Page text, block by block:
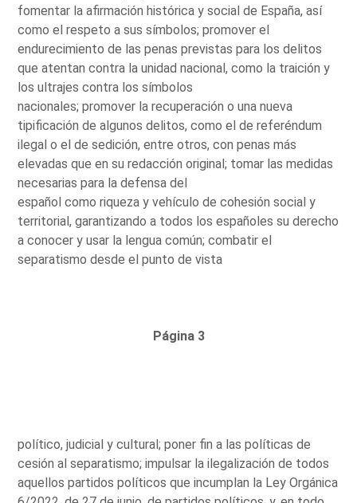
fomentar la afirmación histórica y social de España, así
como el respeto a sus símbolos; promover el
endurecimiento de las penas previstas para los delitos
que atentan contra la unidad nacional, como la traición y
los ultrajes contra los símbolos
nacionales; promover la recuperación o una nueva
tipificación de algunos delitos, como el de referéndum
ilegal o el de sedición, entre otros, con penas más
elevadas que en su redacción original; tomar las medidas
necesarias para la defensa del
español como riqueza y vehículo de cohesión social y
territorial, garantizando a todos los españoles su derecho
a conocer y usar la lengua común; combatir el
separatismo desde el punto de vista
Página 3
político, judicial y cultural; poner fin a las políticas de
cesión al separatismo; impulsar la ilegalización de todos
aquellos partidos políticos que incumplan la Ley Orgánica